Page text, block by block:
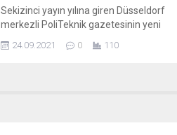
Sekizinci yayın yılına giren Düsseldorf
merkezli PoliTeknik gazetesinin yeni
Gazetenin başyazısını da kaleme alan
24.09.2021 0 110